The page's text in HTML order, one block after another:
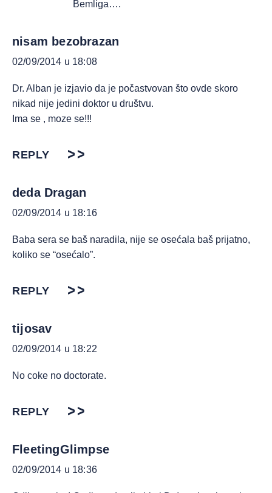
Bemliga….
nisam bezobrazan
02/09/2014 u 18:08
Dr. Alban je izjavio da je počastvovan što ovde skoro
nikad nije jedini doktor u društvu.
Ima se , moze se!!!
REPLY
deda Dragan
02/09/2014 u 18:16
Baba sera se baš naradila, nije se osećala baš prijatno,
koliko se “osećalo”.
REPLY
tijosav
02/09/2014 u 18:22
No coke no doctorate.
REPLY
FleetingGlimpse
02/09/2014 u 18:36